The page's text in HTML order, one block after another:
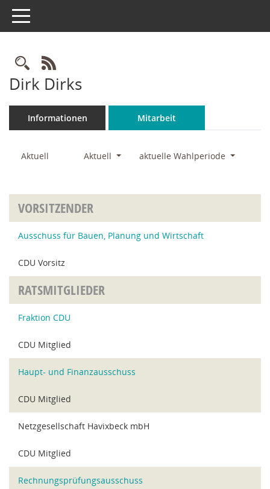
Toggle navigation
Rechercheauswahl
RSS-Feed
Dirk Dirks
Informationen Mitarbeit
Aktuell Aktuell aktuelle Wahlperiode
VORSITZENDER
Ausschuss für Bauen, Planung und Wirtschaft
CDU Vorsitz
RATSMITGLIEDER
Fraktion CDU
CDU Mitglied
Haupt- und Finanzausschuss
CDU Mitglied
Netzgesellschaft Havixbeck mbH
CDU Mitglied
Rechnungsprüfungsausschuss